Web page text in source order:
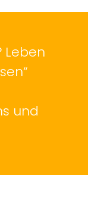
Leben
und